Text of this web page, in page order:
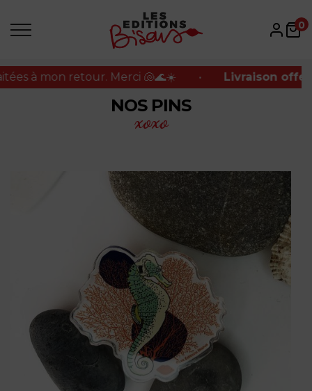
mon retour. Merci 🐚🌊☀️
mon retour. Merci 🐚🌊☀️ • Livraison offerte
0
NOS PINS
xoxo